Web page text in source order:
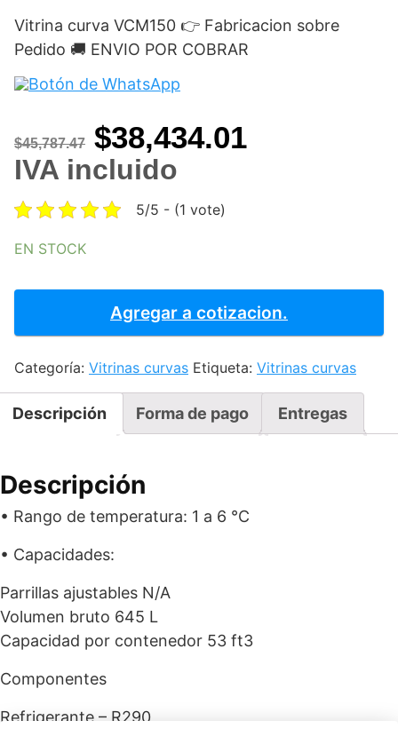
Vitrina curva VCM150 👉 Fabricacion sobre
Pedido 🚚 ENVIO POR COBRAR
$45,787.47 Original
price
was:
$38,434.01Current
IVA incluido
5/5 - (1 vote)
EN STOCK
Agregar a cotizacion.
Categoría: Vitrinas curvas Etiqueta: Vitrinas curvas
Descripción Forma de pago Entregas
Descripción
• Rango de temperatura: 1 a 6 °C
• Capacidades:
Parrillas ajustables N/A
Volumen bruto 645 L
Capacidad por contenedor 53 ft3
Componentes
Refrigerante – R290